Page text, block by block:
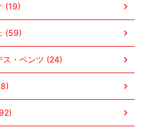
(19)
(59)
ス・ベンツ (24)